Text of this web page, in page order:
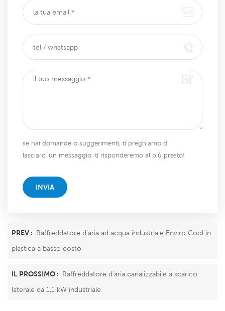
se hai domande o suggerimenti, ti preghiamo di
lasciarci un messaggio, ti risponderemo al più presto!
INVIA
PREV : Raffreddatore d'aria ad acqua industriale Enviro Cool in
plastica a basso costo
IL PROSSIMO : Raffreddatore d'aria canalizzabile a scarico
laterale da 1,1 kW industriale